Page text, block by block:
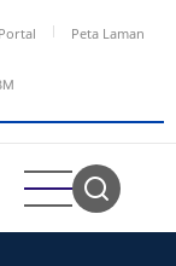
Peta Laman